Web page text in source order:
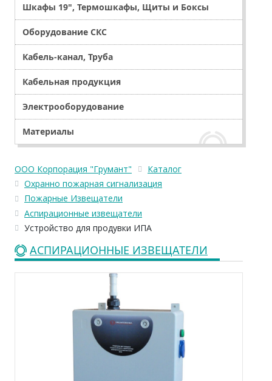
Шкафы 19", Термошкафы, Щиты и Боксы
Оборудование СКС
Кабель-канал, Труба
Кабельная продукция
Электрооборудование
Материалы
ООО Корпорация "Грумант"
Каталог
Охранно пожарная сигнализация
Пожарные Извещатели
Аспирационные извещатели
Устройство для продувки ИПА
АСПИРАЦИОННЫЕ ИЗВЕЩАТЕЛИ